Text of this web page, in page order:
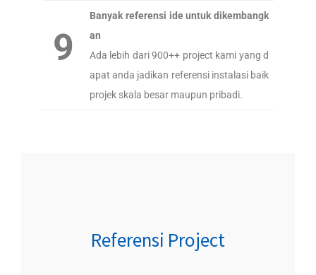
9
Banyak referensi ide untuk dikembangk
an
Ada lebih dari 900++ project kami yang d
apat anda jadikan referensi instalasi baik
projek skala besar maupun pribadi.
Referensi Project